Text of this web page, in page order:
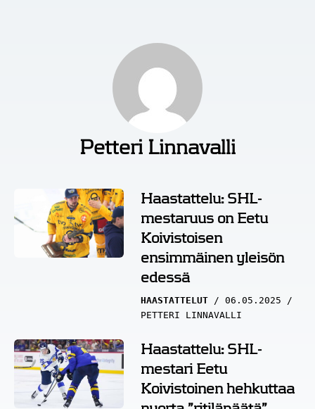
Petteri Linnavalli
Haastattelu: SHL-
mestaruus on Eetu
Koivistoisen
ensimmäinen yleisön
edessä
HAASTATTELUT
06.05.2025
PETTERI LINNAVALLI
Haastattelu: SHL-
mestari Eetu
Koivistoinen hehkuttaa